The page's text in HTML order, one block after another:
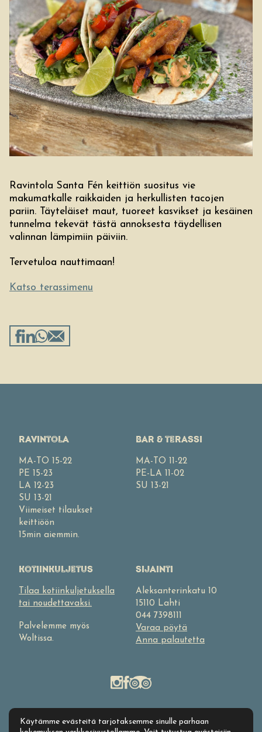
Ravintola Santa Fén keittiön suositus vie
makumatkalle raikkaiden ja herkullisten tacojen
pariin. Täyteläiset maut, tuoreet kasvikset ja kesäinen
tunnelma tekevät tästä annoksesta täydellisen
valinnan lämpimiin päiviin.
Tervetuloa nauttimaan!
Katso terassimenu
RAVINTOLA
MA-TO 15-22
PE 15-23
LA 12-23
SU 13-21
Viimeiset tilaukset
keittiöön
15min aiemmin.
BAR & TERASSI
MA-TO 11-22
PE-LA 11-02
SU 13-21
KOTIINKULJETUS
Tilaa kotiinkuljetuksella
tai noudettavaksi.
Palvelemme myös
Woltissa.
SIJAINTI
Aleksanterinkatu 10
15110 Lahti
044 7398111
Varaa pöytä
Anna palautetta
Käytämme evästeitä tarjotaksemme sinulle parhaan